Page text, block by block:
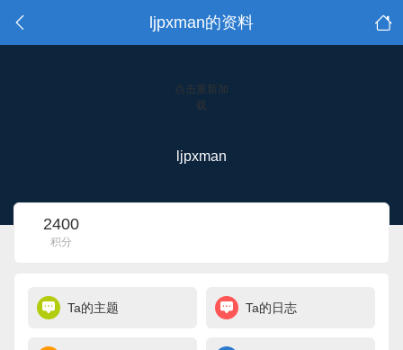
ljpxman的资料
点击重新加
载
ljpxman
2400
积分
Ta的主题 Ta的日志